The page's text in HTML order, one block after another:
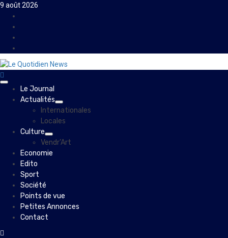
Skip
content
9 août 2026
Primary
Menu
Le Journal
Actualités
Internationales
Locales
Culture
Vendr’Art
Economie
Edito
Sport
Société
Points de vue
Petites Annonces
Contact